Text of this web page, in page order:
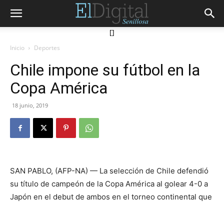
[]
Inicio Deportes
Chile impone su fútbol en la
Copa América
18 junio, 2019
SAN PABLO, (AFP-NA) — La selección de Chile defendió
su título de campeón de la Copa América al golear 4-0 a
Japón en el debut de ambos en el torneo continental que